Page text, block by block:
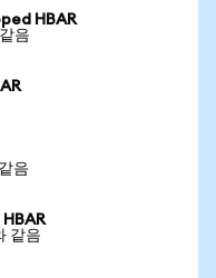
HBAR
음
음
같음